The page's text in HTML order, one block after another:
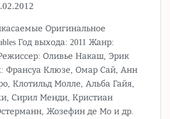
Оригинальное
Год выхода: 2011 Жанр:
Оливье Накаш, Эрик
Франсуа Клюзе, Омар Сай, Анн
Клотильд Молле, Альба Гайя,
Сирил Менди, Кристиан
Жозефин де Мо и др.